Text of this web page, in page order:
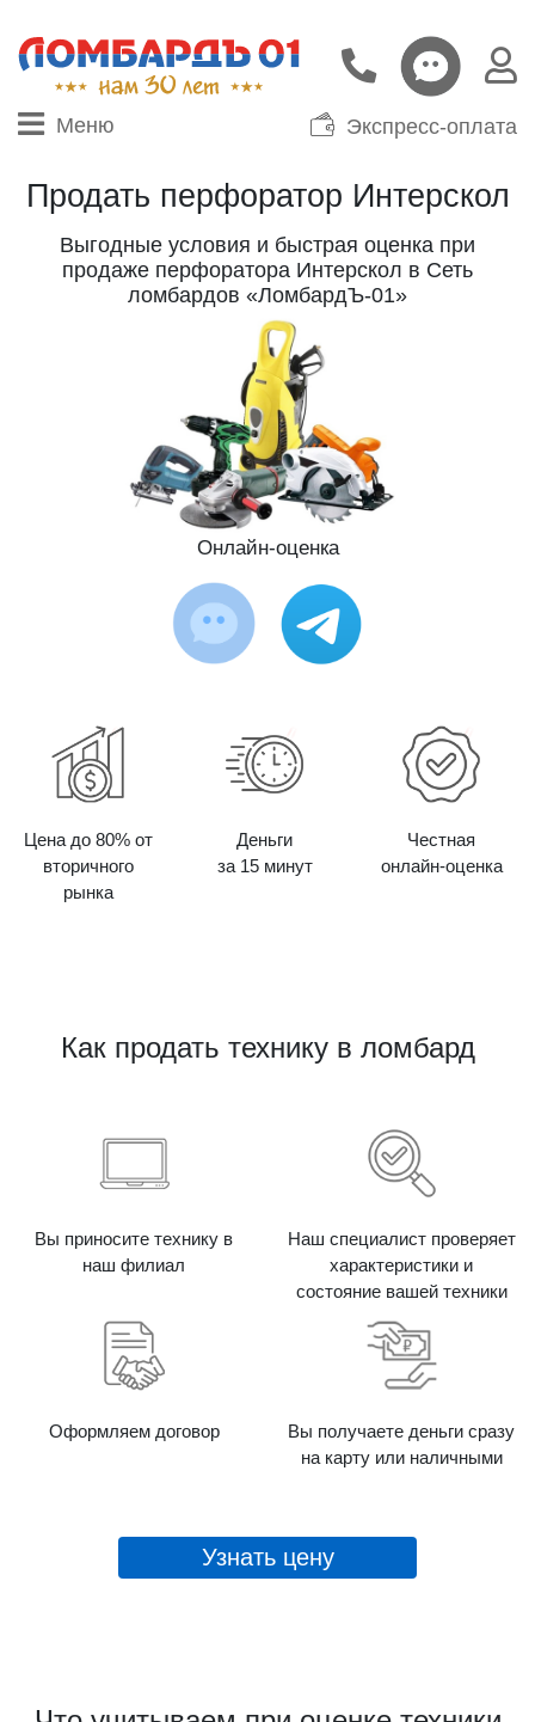
Меню Экспресс-оплата
Продать перфоратор Интерскол
Выгодные условия и быстрая оценка при
продаже перфоратора Интерскол в Сеть
ломбардов «ЛомбардЪ-01»
Онлайн-оценка
Цена до 80% от
вторичного
рынка
Деньги
за 15 минут
Честная
онлайн-оценка
Как продать технику в ломбард
Вы приносите технику в
наш филиал
Наш специалист проверяет
характеристики и
состояние вашей техники
Оформляем договор
Вы получаете деньги сразу
на карту или наличными
Узнать цену